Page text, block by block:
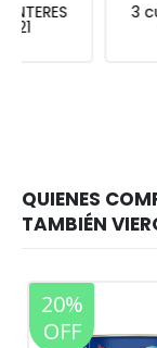
3 cuotas SIN
20%
OFF